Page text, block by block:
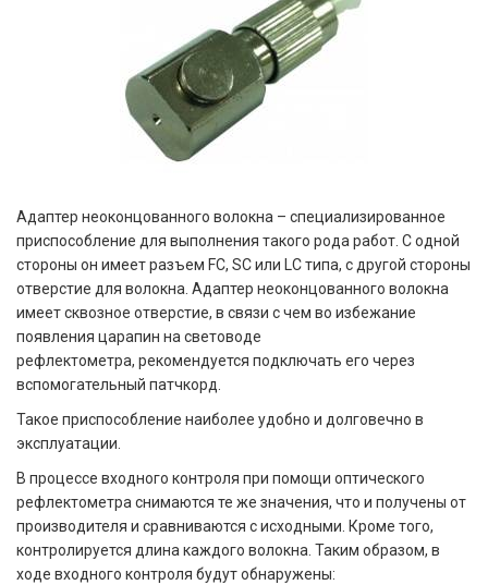
Адаптер неоконцованного волокна – специализированное
приспособление для выполнения такого рода работ. С одной
стороны он имеет разъем FC, SC или LC типа, с другой стороны
отверстие для волокна. Адаптер неоконцованного волокна
имеет сквозное отверстие, в связи с чем во избежание
появления царапин на световоде
рефлектометра, рекомендуется подключать его через
вспомогательный патчкорд.
Такое приспособление наиболее удобно и долговечно в
эксплуатации.
В процессе входного контроля при помощи оптического
рефлектометра снимаются те же значения, что и получены от
производителя и сравниваются с исходными. Кроме того,
контролируется длина каждого волокна. Таким образом, в
ходе входного контроля будут обнаружены: